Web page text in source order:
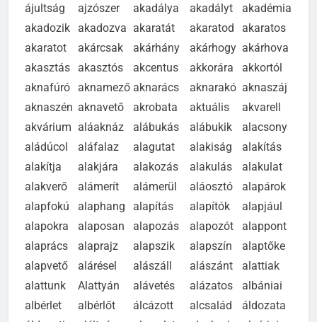
ájultság
ajzószer akadálya akadályt
akadémia
akadozik
akadozva akaratát akaratod
akaratos
akaratot
akárcsak akárhány akárhogy akárhova
akasztás
akasztós akcentus akkorára
akkortól
aknafúró
aknamező aknarács aknarakó aknaszáj
aknaszén aknavető akrobata aktuális
akvarell
akvárium aláaknáz alábukás alábukik
alacsony
aládúcol
aláfalaz alagutat alakiság
alakítás
alakítja
alakjára alakozás alakulás
alakulat
alakverő
alámerít alámerül aláosztó
alapárok
alapfokú
alaphang alapítás alapítók
alapjául
alapokra
alaposan alapozás alapozót
alappont
alaprács
alaprajz alapszik alapszín
alaptőke
alapvető
alárésel alászáll alászánt
alattiak
alattunk
Alattyán alávetés alázatos
albániai
albérlet
albérlőt álcázott alcsalád
áldozata